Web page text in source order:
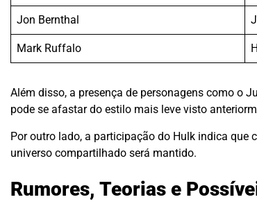
Jon Bernthal
Mark Ruffalo
Além disso, a presença de personagens como o
pode se afastar do estilo mais leve visto
Por outro lado, a participação do Hulk indica que
universo compartilhado será mantido.
Rumores, Teorias e